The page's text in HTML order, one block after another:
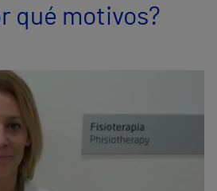
qué motivos?